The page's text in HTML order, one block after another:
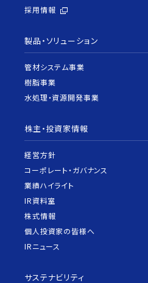
採用情報
製品・ソリューション
管材システム事業
樹脂事業
水処理・資源開発事業
株主・投資家情報
経営方針
コーポレート・ガバナンス
業績ハイライト
IR資料室
株式情報
個人投資家の皆様へ
IRニュース
サステナビリティ